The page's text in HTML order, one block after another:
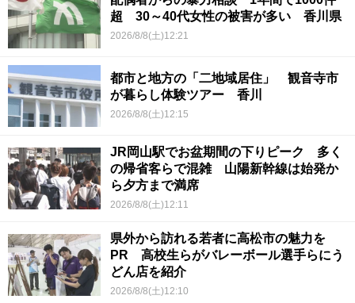
超 30～40代女性の被害が多い 香川県
2026/8/8(土)12:21
都市と地方の「二地域居住」 観音寺市
が暮らし体験ツアー 香川
2026/8/8(土)12:15
JR岡山駅でお盆期間の下りピーク 多く
の帰省客らで混雑 山陽新幹線は始発か
ら夕方まで満席
2026/8/8(土)12:11
県外から訪れる若者に高松市の魅力を
PR 高校生らがバレーボール選手らにう
どん店を紹介
2026/8/8(土)12:10